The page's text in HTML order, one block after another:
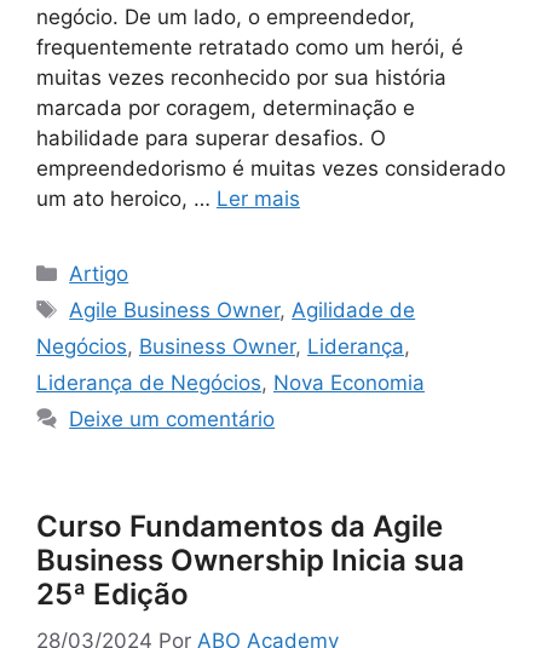
negócio. De um lado, o empreendedor,
frequentemente retratado como um herói, é
muitas vezes reconhecido por sua história
marcada por coragem, determinação e
habilidade para superar desafios. O
empreendedorismo é muitas vezes considerado
um ato heroico, … Ler mais
Artigo
Agile Business Owner,Agilidade de
Negócios, Business Owner, Liderança,
Liderança de Negócios, Nova Economia
Deixe um comentário
Curso Fundamentos da Agile
Business Ownership Inicia sua
25ª Edição
28/03/2024 Por ABO Academy